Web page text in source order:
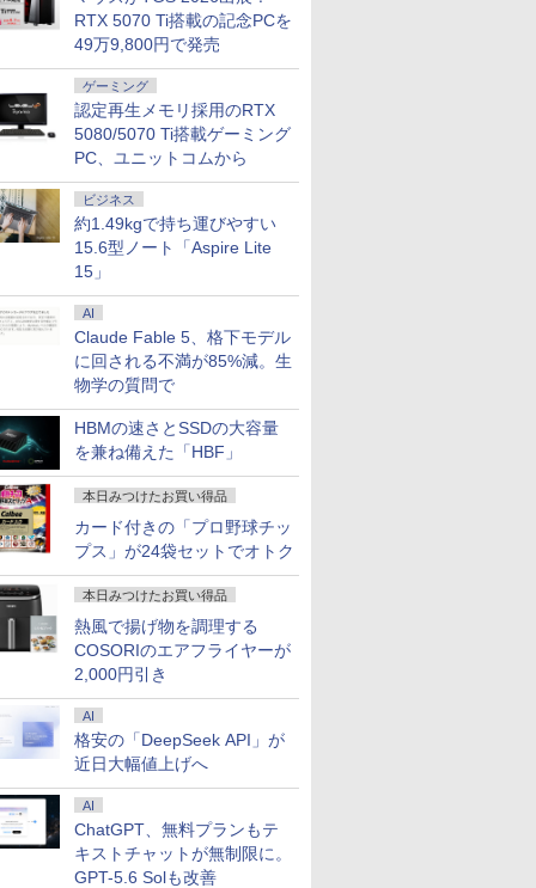
RTX 5070 Ti搭載の記念PCを
49万9,800円で発売
ゲーミング
認定再生メモリ採用のRTX
5080/5070 Ti搭載ゲーミング
PC、ユニットコムから
ビジネス
約1.49kgで持ち運びやすい
15.6型ノート「Aspire Lite
15」
AI
Claude Fable 5、格下モデル
に回される不満が85%減。生
物学の質問で
HBMの速さとSSDの大容量
を兼ね備えた「HBF」
本日みつけたお買い得品
カード付きの「プロ野球チッ
プス」が24袋セットでオトク
本日みつけたお買い得品
熱風で揚げ物を調理する
COSORIのエアフライヤーが
2,000円引き
AI
格安の「DeepSeek API」が
近日大幅値上げへ
AI
ChatGPT、無料プランもテ
キストチャットが無制限に。
GPT-5.6 Solも改善